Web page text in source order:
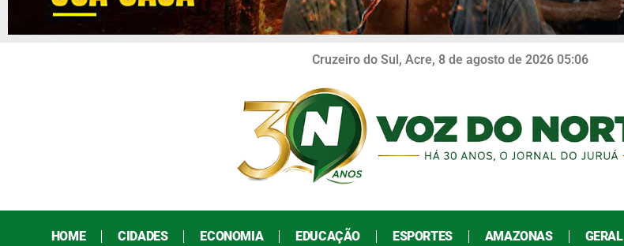
Cruzeiro do Sul, Acre, 8 de agosto de 2026 05:06
HOME CIDADES ECONOMIA EDUCAÇÃO ESPORTES AMAZONAS GERAL